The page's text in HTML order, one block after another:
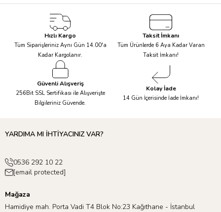
Magna-Tiles setleri ile sunulan yaratıcı oyun süresi ile hayal
gücünün bir sınırı yok!
Magna-Tiles çocuklarınıza saatlerce süren yaratıcı, özgür ve
Hızlı Kargo
Tüm Siparişleriniz Aynı Gün 14.00'a
Kadar Kargolanır.
Taksit İmkanı
Tüm Ürünlerde 6 Aya Kadar Varan
Taksit İmkanı!
Güvenli Alışveriş
256Bit SSL Sertifikası ile Alışverişte
Bilgileriniz Güvende.
Kolay İade
14 Gün İçerisinde İade İmkanı!
YARDIMA MI İHTİYACINIZ VAR?
0536 292 10 22
[email protected]
Mağaza
Hamidiye mah. Porta Vadi T4 Blok No:23 Kağıthane - İstanbul